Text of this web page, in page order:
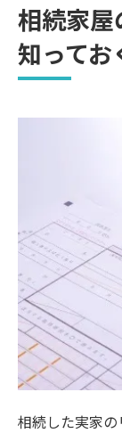
築確
福津市で
制度の徹底
申
リ
して
実家のリ
スクの回
住宅
贈与
贈与
体的
相続家屋
知ってお
相続した実家